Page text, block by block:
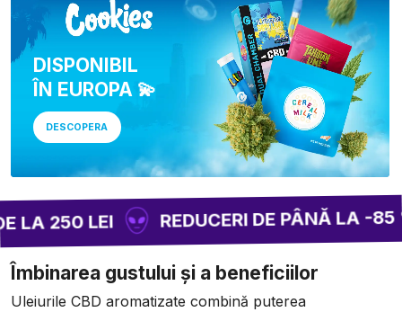
DISPONIBIL
ÎN EUROPA 💫
DESCOPERA
250 LEI REDUCERI DE PÂNĂ LA -85
Îmbinarea gustului și a beneficiilor
Uleiurile CBD aromatizate combină puterea